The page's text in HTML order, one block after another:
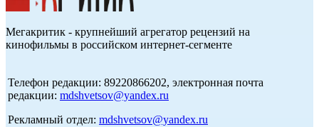
Мегакритик - крупнейший агрегатор рецензий на
кинофильмы в российском интернет-сегменте
Телефон редакции: 89220866202, электронная почта
редакции: mdshvetsov@yandex.ru
Рекламный отдел: mdshvetsov@yandex.ru